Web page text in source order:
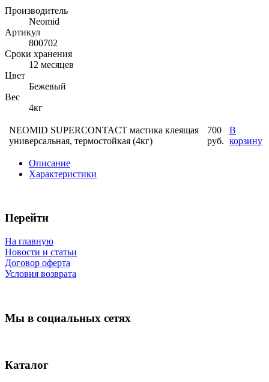
Производитель
Neomid
Артикул
800702
Сроки хранения
12 месяцев
Цвет
Бежевый
Вес
4кг
NEOMID SUPERCONTACT мастика клеящая
универсальная, термостойкая (4кг)
700
руб.
В
корзину
Описание
Характеристики
Перейти
На главную
Новости и статьи
Договор оферта
Условия возврата
Мы в социальных сетях
Каталог